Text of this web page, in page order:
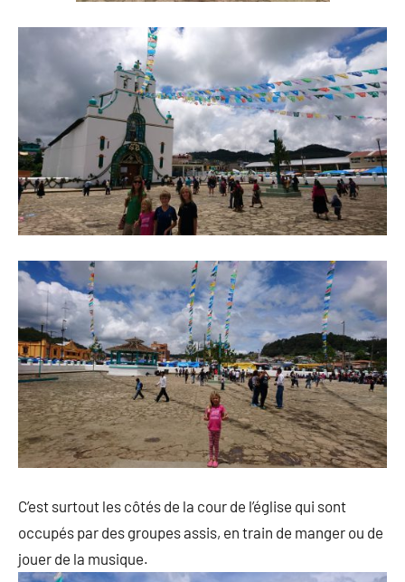
C’est surtout les côtés de la cour de l’église qui sont
occupés par des groupes assis, en train de manger ou de
jouer de la musique.